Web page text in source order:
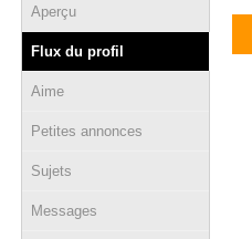
Aperçu
Flux du profil
Aime
Petites annonces
Sujets
Messages